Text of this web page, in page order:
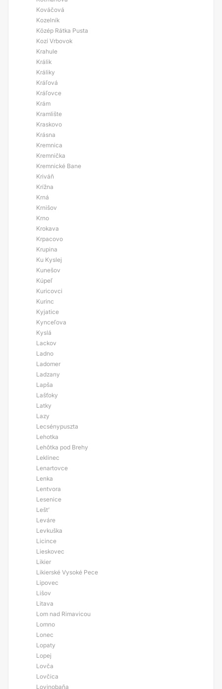
Kováčová
Kozelník
Közép Rátka Pusta
Kozí Vrbovok
Krahule
Králik
Králiky
Kráľová
Kráľovce
Krám
Kramlište
Kraskovo
Krásna
Kremnica
Kremnička
Kremnické Bane
Kriváň
Krížna
Krná
Krnišov
Krno
Krokava
Krpacovo
Krupina
Ku Kyslej
Kunešov
Kúpeľ
Kuricovci
Kurinc
Kyjatice
Kynceľova
Kyslá
Lackov
Ladno
Ladomer
Ladzany
Lapša
Lašťoky
Latky
Lazy
Lecsénypuszta
Lehotka
Lehôtka pod Brehy
Leklinec
Lenartovce
Lenka
Lentvora
Lesenice
Lešt’
Leváre
Levkuška
Licince
Lieskovec
Likier
Likierské Vysoké Pece
Lipovec
Lišov
Litava
Lom nad Rimavicou
Lomno
Lonec
Lopaty
Lopej
Lovča
Lovčica
Lovinobaňa